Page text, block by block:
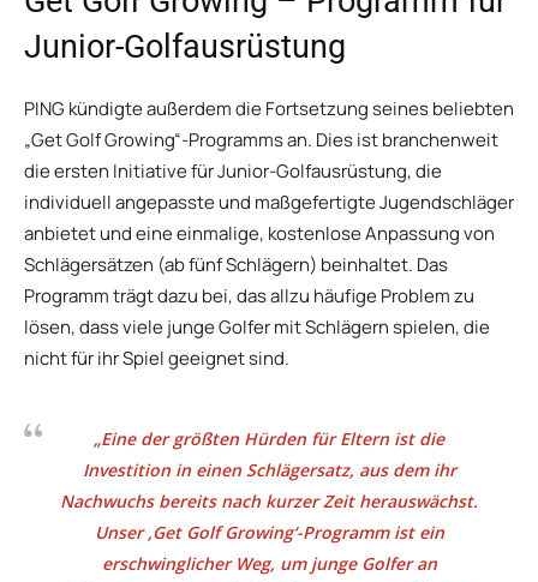
Junior-Golfausrüstung
PING kündigte außerdem die Fortsetzung seines beliebten
„Get Golf Growing“-Programms an. Dies ist branchenweit
die ersten Initiative für Junior-Golfausrüstung, die
individuell angepasste und maßgefertigte Jugendschläger
anbietet und eine einmalige, kostenlose Anpassung von
Schlägersätzen (ab fünf Schlägern) beinhaltet. Das
Programm trägt dazu bei, das allzu häufige Problem zu
lösen, dass viele junge Golfer mit Schlägern spielen, die
nicht für ihr Spiel geeignet sind.
„Eine der größten Hürden für Eltern ist die
Investition in einen Schlägersatz, aus dem ihr
Nachwuchs bereits nach kurzer Zeit herauswächst.
Unser ‚Get Golf Growing‘-Programm ist ein
erschwinglicher Weg, um junge Golfer an